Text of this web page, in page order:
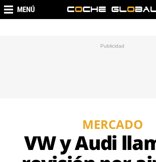
MENÚ
MERCADO
VW y Audi